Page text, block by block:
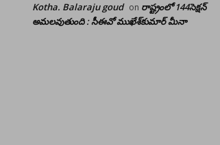
Kotha. Balaraju goud on రాష్ట్రంలో 144సెక్షన్
అమలవుతుంది : సీఈవో ముఖేశ్‌కుమార్‌ మీనా